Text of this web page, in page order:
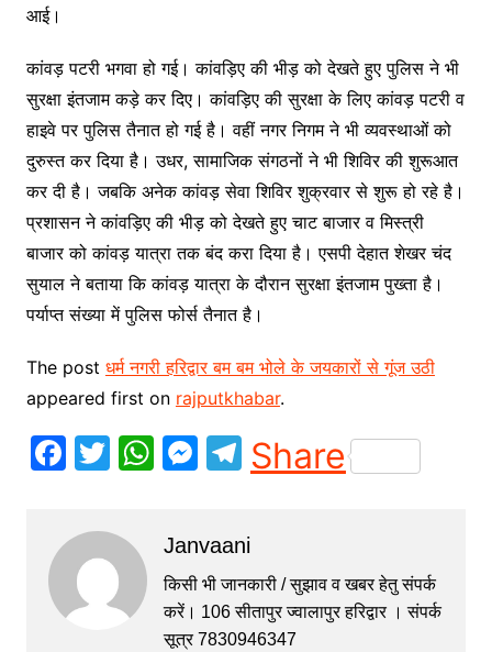
आई।
कांवड़ पटरी भगवा हो गई। कांवड़िए की भीड़ को देखते हुए पुलिस ने भी
सुरक्षा इंतजाम कड़े कर दिए। कांवड़िए की सुरक्षा के लिए कांवड़ पटरी व
हाइवे पर पुलिस तैनात हो गई है। वहीं नगर निगम ने भी व्यवस्थाओं को
दुरुस्त कर दिया है। उधर, सामाजिक संगठनों ने भी शिविर की शुरूआत
कर दी है। जबकि अनेक कांवड़ सेवा शिविर शुक्रवार से शुरू हो रहे है।
प्रशासन ने कांवड़िए की भीड़ को देखते हुए चाट बाजार व मिस्त्री
बाजार को कांवड़ यात्रा तक बंद करा दिया है। एसपी देहात शेखर चंद
सुयाल ने बताया कि कांवड़ यात्रा के दौरान सुरक्षा इंतजाम पुख्ता है।
पर्याप्त संख्या में पुलिस फोर्स तैनात है।
The post धर्म नगरी हरिद्वार बम बम भोले के जयकारों से गूंज उठी
appeared first on rajputkhabar.
F
c
e
b
o
T
itt
er
W
s
A
p
M
s
e
n
T
el
gr
a
m
Share
Janvaani
किसी भी जानकारी / सुझाव व खबर हेतु संपर्क
करें। 106 सीतापुर ज्वालापुर हरिद्वार । संपर्क
सूत्र 7830946347